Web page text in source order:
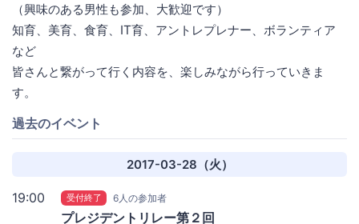
（興味のある男性も参加、大歓迎です）
知育、美育、食育、IT育、アントレプレナー、ボランティア
など
皆さんと繋がって行く内容を、楽しみながら行っていきま
す。
過去のイベント
2017-03-28（火）
19:00 受付終了 6人の参加者
プレジデントリレー第２回